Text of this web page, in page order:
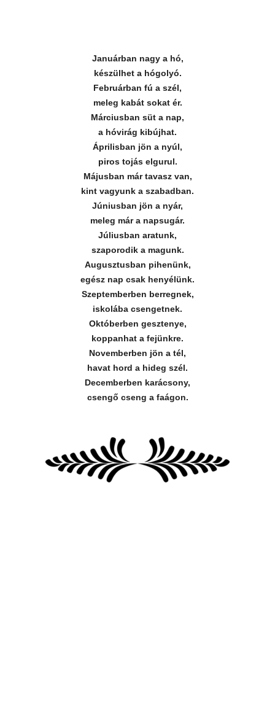
Januárban nagy a hó,
készülhet a hógolyó.
Februárban fú a szél,
meleg kabát sokat ér.
Márciusban süt a nap,
a hóvirág kibújhat.
Áprilisban jön a nyúl,
piros tojás elgurul.
Májusban már tavasz van,
kint vagyunk a szabadban.
Júniusban jön a nyár,
meleg már a napsugár.
Júliusban aratunk,
szaporodik a magunk.
Augusztusban pihenünk,
egész nap csak henyélünk.
Szeptemberben berregnek,
iskolába csengetnek.
Októberben gesztenye,
koppanhat a fejünkre.
Novemberben jön a tél,
havat hord a hideg szél.
Decemberben karácsony,
csengő cseng a faágon.